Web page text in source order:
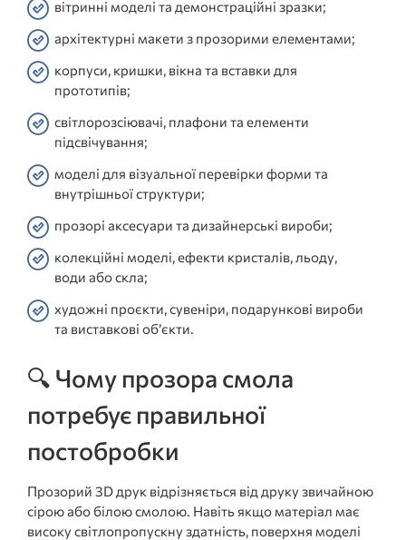
вітринні моделі та демонстраційні зразки;
архітектурні макети з прозорими елементами;
корпуси, кришки, вікна та вставки для
прототипів;
світлорозсіювачі, плафони та елементи
підсвічування;
моделі для візуальної перевірки форми та
внутрішньої структури;
прозорі аксесуари та дизайнерські вироби;
колекційні моделі, ефекти кристалів, льоду,
води або скла;
художні проєкти, сувеніри, подарункові вироби
та виставкові об’єкти.
🔍 Чому прозора смола
потребує правильної
постобробки
Прозорий 3D друк відрізняється від друку звичайною
сірою або білою смолою. Навіть якщо матеріал має
високу світлопропускну здатність, поверхня моделі